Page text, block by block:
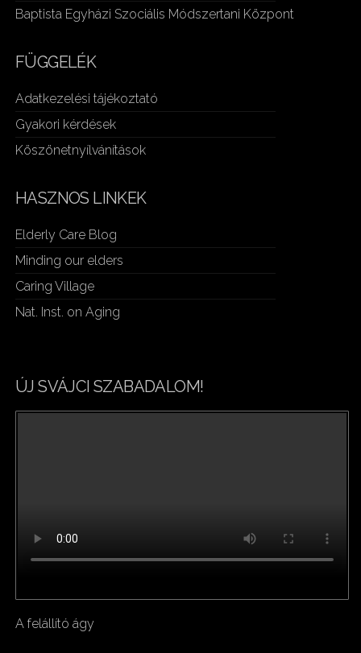
Baptista Egyházi Szociális Módszertani Központ
FÜGGELÉK
Adatkezelési tájékoztató
Gyakori kérdések
Köszönetnyílvánítások
HASZNOS LINKEK
Elderly Care Blog
Minding our elders
Caring Village
Nat. Inst. on Aging
ÚJ SVÁJCI SZABADALOM!
A felállító ágy